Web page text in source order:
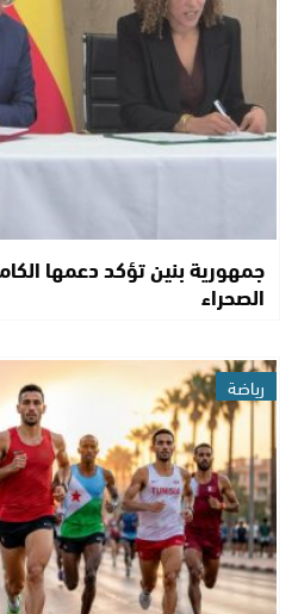
جمهورية بنين تؤكد دعمها
الصحراء
رياضة